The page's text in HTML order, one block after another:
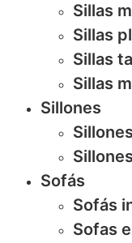
Sillas
Sillas
Sillas
Sillas
Sillones
Sofás
Sofás
Sofas